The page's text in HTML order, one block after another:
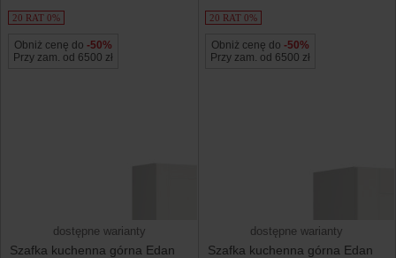
20 RAT 0%
Obniż cenę do -50%
Przy zam. od 6500 zł
dostępne warianty
Szafka kuchenna górna Edan
20 RAT 0%
Obniż cenę do -50%
Przy zam. od 6500 zł
dostępne warianty
Szafka kuchenna górna Edan